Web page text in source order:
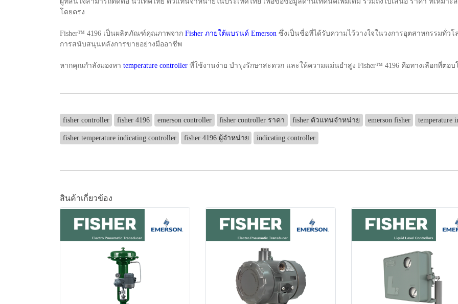
โดยตรง
Fisher™ 4196 เป็นผลิตภัณฑ์คุณภาพจาก Fisher ภายใต้แบรนด์ Emerson ซึ่งเป็นชื่อที่ได้รับความไว้วางใจในวงการอุตสาหกรรมทั่ว
การสนับสนุนหลังการขายอย่างมืออาชีพ
หากคุณกำลังมองหา temperature controller ที่ใช้งานง่าย บำรุงรักษาสะดวก และให้ความแม่นยำสูง Fisher™ 4196 คือทางเลือกที่ตอ
fisher controller fisher 4196 emerson controller fisher controller ราคา fisher ตัวแทนจำหน่าย emerson fisher temperature
fisher temperature indicating controller fisher 4196 ผู้จำหน่าย indicating controller
สินค้าเกี่ยวข้อง